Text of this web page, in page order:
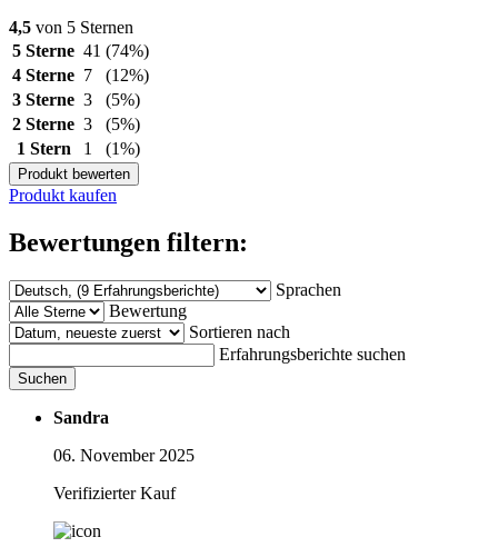
4,5 von 5 Sternen
5 Sterne 41 (74%)
4 Sterne 7
(12%)
3 Sterne 3
(5%)
2 Sterne 3
(5%)
1 Stern
1 (1%)
Produkt bewerten
Produkt kaufen
Bewertungen filtern:
Sprachen
Bewertung
Sortieren nach
Erfahrungsberichte suchen
Suchen
Sandra
06. November 2025
Verifizierter Kauf